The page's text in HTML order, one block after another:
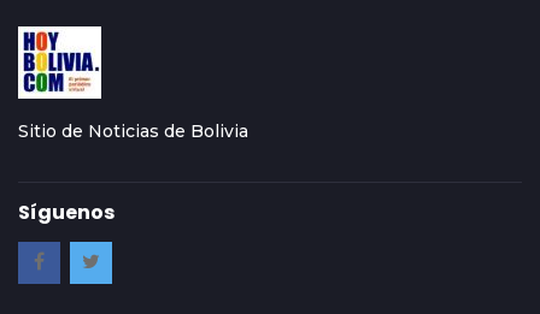
Sitio de Noticias de Bolivia
Síguenos